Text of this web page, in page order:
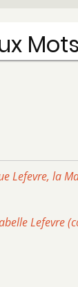
Mots
Lefevre, la
Lefevre